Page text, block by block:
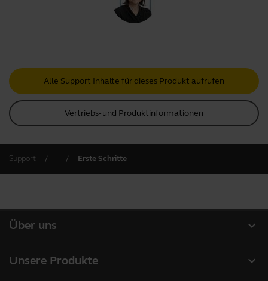
Alle Support Inhalte für dieses Produkt aufrufen
Vertriebs- und Produktinformationen
Support Erste Schritte
expand_more
Über uns
expand_more
Unsere Produkte